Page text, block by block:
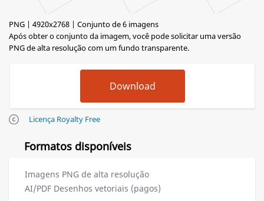
PNG | 4920x2768 | Conjunto de 6 imagens
Após obter o conjunto da imagem, você pode solicitar uma versão
PNG de alta resolução com um fundo transparente.
Licença Royalty Free
Formatos disponíveis
Imagens PNG de alta resolução
AI/PDF Desenhos vetoriais (pagos)